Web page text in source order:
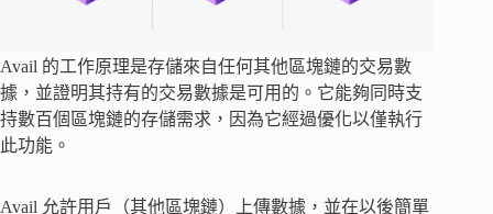
Avail 的工作原理是存儲來自任何其他區塊鏈的交易數
據，並證明其持有的交易數據是可用的。它能夠同時支
持數百個區塊鏈的存儲需求，因為它經過優化以僅執行
此功能。
Avail 允許用戶（其他區塊鏈）上傳數據，並在以後簡單